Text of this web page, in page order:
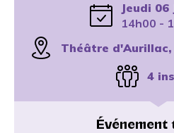
Jeudi 06
14h00 -
Théâtre
4
Événement